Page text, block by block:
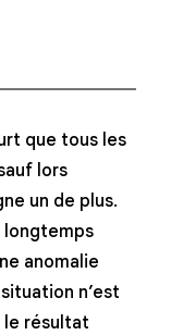
que tous les
lors
un de plus.
anomalie
n’est
le résultat